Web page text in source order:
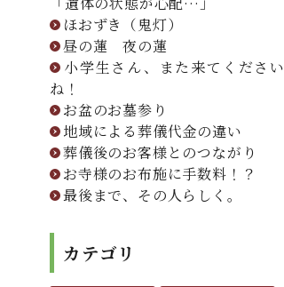
ほおずき（鬼灯）
昼の蓮 夜の蓮
小学生さん、また来てください
ね！
お盆のお墓参り
地域による葬儀代金の違い
葬儀後のお客様とのつながり
お寺様のお布施に手数料！？
最後まで、その人らしく。
カテゴリ